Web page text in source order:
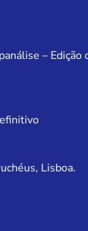
– Edição
Lisboa.